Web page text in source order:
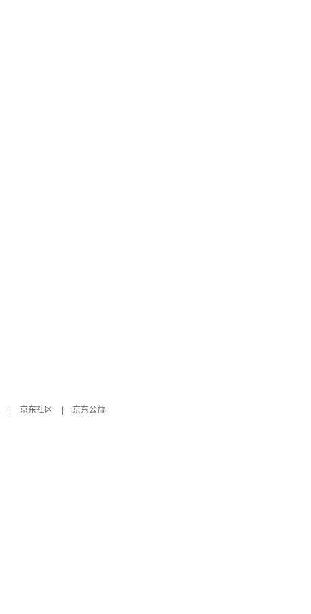
京东社区
京东公益